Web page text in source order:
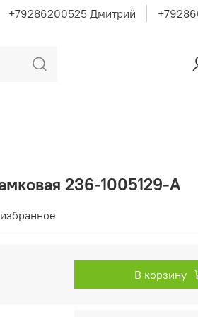
+79286200525 Дмитрий
236-1005129-А
В корзину